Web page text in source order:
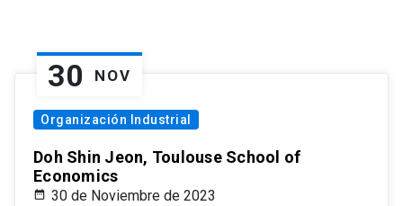
30 NOV
Organización Industrial
Doh Shin Jeon, Toulouse School of
Economics
30 de Noviembre de 2023